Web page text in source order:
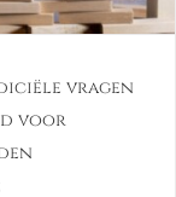
vragen
voor